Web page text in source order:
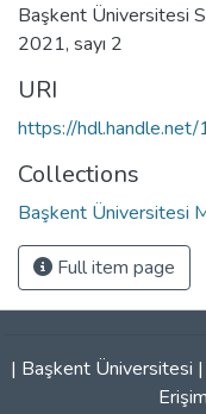
Başkent Üniversitesi
2021, sayı 2
URI
https://
Collections
Başkent Üniversitesi
Full item page
| Başkent Üniversitesi |